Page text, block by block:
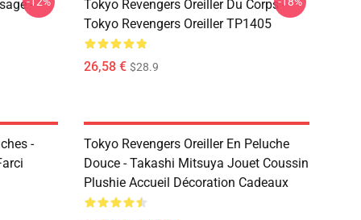
-
Tokyo Revengers Oreiller Du Corps -
Tokyo Revengers Oreiller TP1405
26,58 € $28.9
-
Tokyo Revengers Oreiller En Peluche
Douce - Takashi Mitsuya Jouet Coussin
Plushie Accueil Décoration Cadeaux